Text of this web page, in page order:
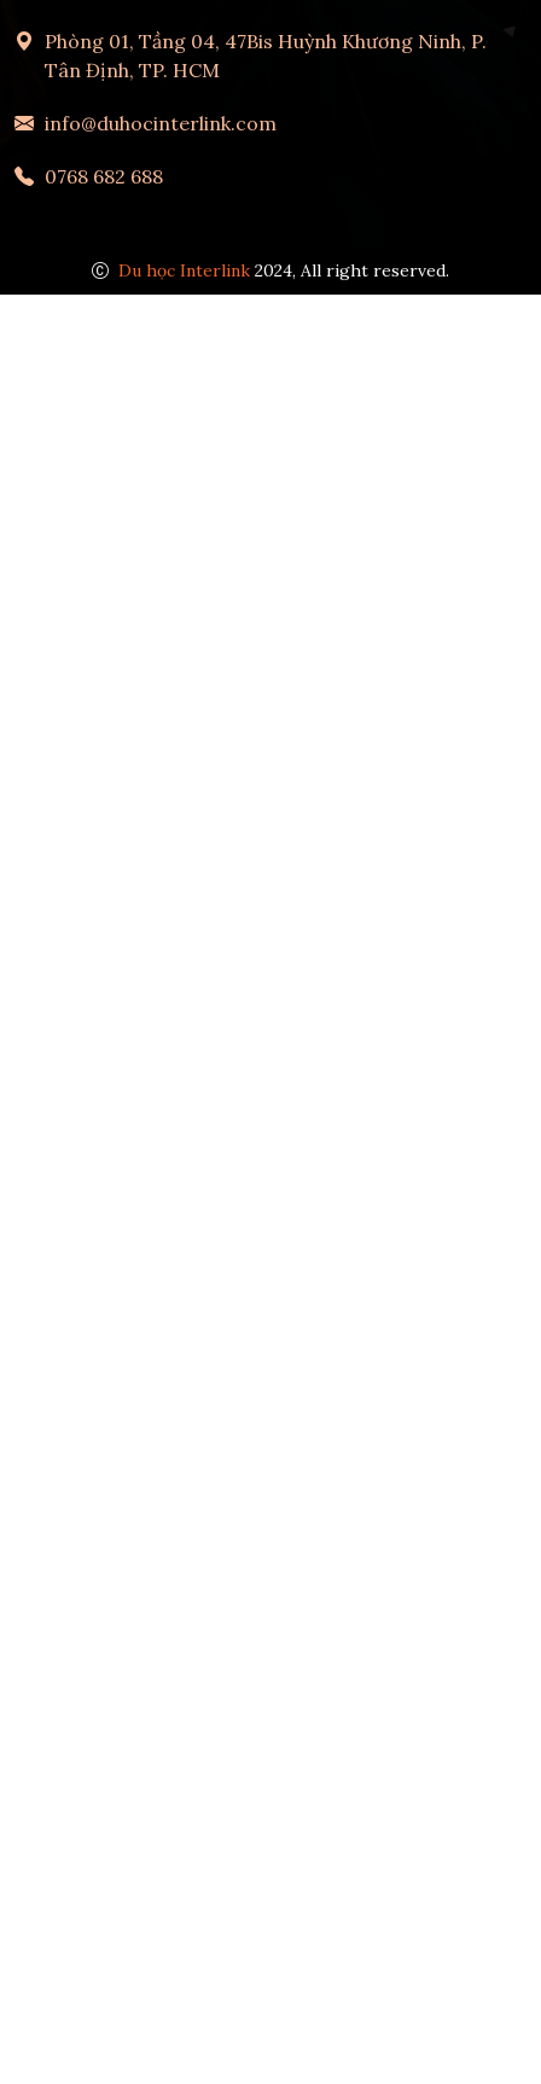
Phòng 01, Tầng 04, 47Bis Huỳnh Khương Ninh, P.
Tân Định, TP. HCM
info@duhocinterlink.com
0768 682 688
Du học Interlink 2024, All right reserved.